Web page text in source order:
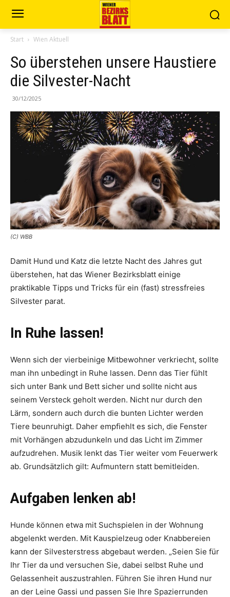
Start Wien Aktuell
So überstehen unsere Haustiere
die Silvester-Nacht
30/12/2025
(C) WBB
Damit Hund und Katz die letzte Nacht des Jahres gut
überstehen, hat das Wiener Bezirksblatt einige
praktikable Tipps und Tricks für ein (fast) stressfreies
Silvester parat.
In Ruhe lassen!
Wenn sich der vierbeinige Mitbewohner verkriecht, sollte
man ihn unbedingt in Ruhe lassen. Denn das Tier fühlt
sich unter Bank und Bett sicher und sollte nicht aus
seinem Versteck geholt werden. Nicht nur durch den
Lärm, sondern auch durch die bunten Lichter werden
Tiere beunruhigt. Daher empfiehlt es sich, die Fenster
mit Vorhängen abzudunkeln und das Licht im Zimmer
aufzudrehen. Musik lenkt das Tier weiter vom Feuerwerk
ab. Grundsätzlich gilt: Aufmuntern statt bemitleiden.
Aufgaben lenken ab!
Hunde können etwa mit Suchspielen in der Wohnung
abgelenkt werden. Mit Kauspielzeug oder Knabbereien
kann der Silvesterstress abgebaut werden. „Seien Sie für
Ihr Tier da und versuchen Sie, dabei selbst Ruhe und
Gelassenheit auszustrahlen. Führen Sie ihren Hund nur
an der Leine Gassi und passen Sie Ihre Spazierrunden